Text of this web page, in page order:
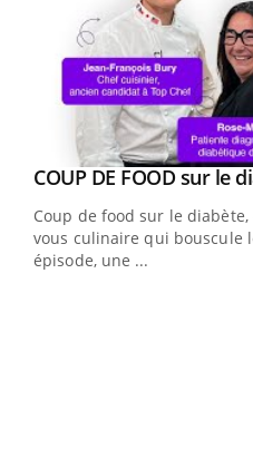
Youtube
COUP DE FOOD sur le
Coup de food sur le
vous culinaire qui bouscule
épisode, une ...